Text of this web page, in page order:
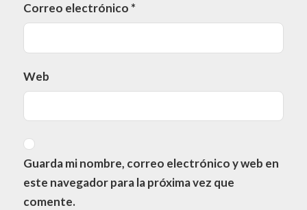
Correo electrónico *
Web
Guarda mi nombre, correo electrónico y web en
este navegador para la próxima vez que
comente.